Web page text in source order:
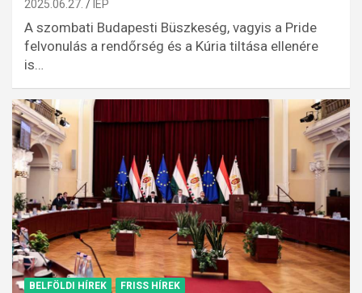
2025.06.27. IEP
A szombati Budapesti Büszkeség, vagyis a Pride
felvonulás a rendőrség és a Kúria tiltása ellenére
is…
BELFÖLDI HÍREK FRISS HÍREK